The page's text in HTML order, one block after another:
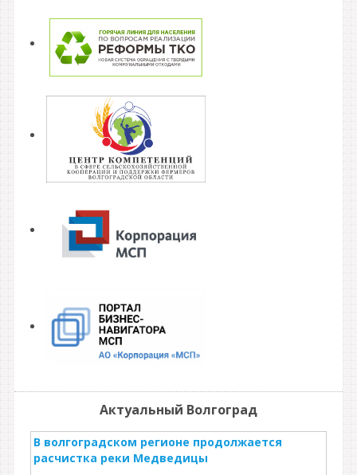
Актуальный Волгоград
В волгоградском регионе продолжается
расчистка реки Медведицы